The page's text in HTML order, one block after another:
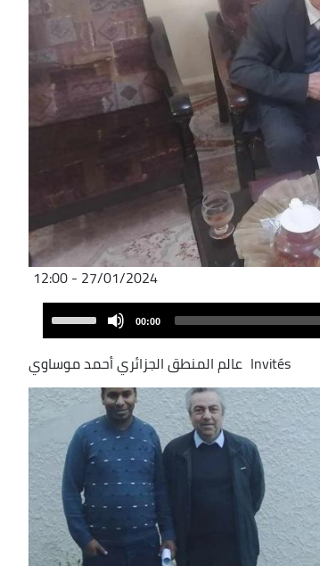
27/01/2024 - 12:00
Player
00:00
keys
to
increase
decrease
volume.
Invités عالم المنطق الجزائري أحمد موساوي